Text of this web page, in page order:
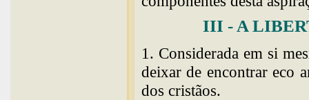
III - A
1. Considerada em si
deixar de encontrar eco
dos cristãos.